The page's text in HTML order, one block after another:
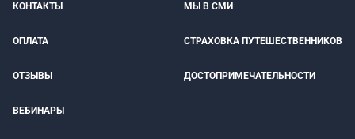
КОНТАКТЫ МЫ В СМИ
ОПЛАТА СТРАХОВКА ПУТЕШЕСТВЕННИКОВ
ОТЗЫВЫ ДОСТОПРИМЕЧАТЕЛЬНОСТИ
ВЕБИНАРЫ